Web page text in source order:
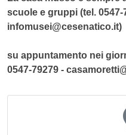
scuole e gruppi (tel. 0547-
infomusei@cesenatico.it)
su appuntamento nei
0547-79279 -